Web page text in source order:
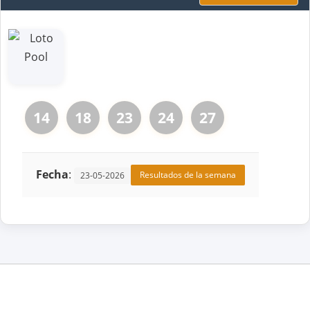
14 18 23 24 27
Fecha: 23-05-2026 Resultados de la semana